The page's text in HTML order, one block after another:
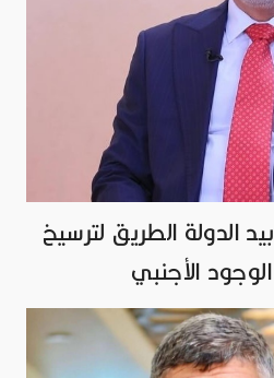
الدولة الطريق لترسيخ
الأجنبي